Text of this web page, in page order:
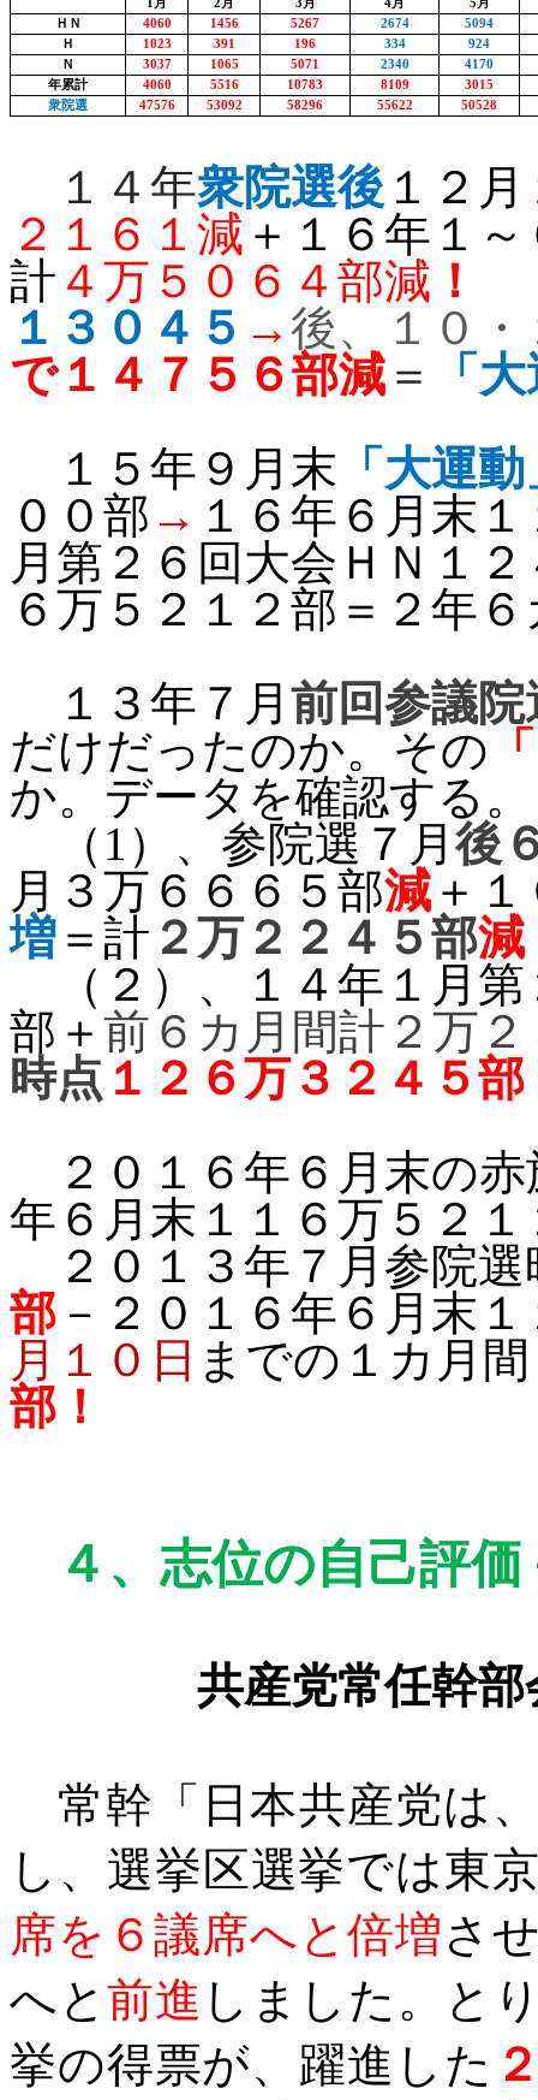
月 2 月 3 月 4月 5 月
ＨＮ
4060 1456 5267 2674
5094
Ｈ
1023 391 196 334
924
Ｎ
3037 1065 5071 2340
4170
年累計
4060 5516 10783 8109
3015
衆院選
47576 53092 58296 55622 50528
１４年衆院選後 １２月
２１６１減 ＋ １６年１
計 ４万５０６４部減 ！
１３０４５ →後、１０
で１４７５６部減 ＝
「
１５年９月末 「大運
００部 → １６年６月末
月第２６回大会ＨＮ１
６万５２１２部＝２年
１３年７月 前回参議院
だけだったのか。 その
か。データを確認する。
（ 1 ）、参院選７月後
月３万６６６５部減 ＋
増 ＝計 ２万２２４５部減
（２）、１４年１月第
部＋ 前６カ月間計２万
時点 １２６万３２４５部
２０１６年６月末の赤
年６月末１１６万５２１
２０１３年７月参院選
部 －２０１６年６月末
月１０日 までの１カ月間
部！
４、 志位の自己評価
共産党常任幹部
常幹「 日本共産党は
し、選挙区選挙では東
席を６議席へと倍増さ
へと前進 しました。と
挙の得票が、躍進した